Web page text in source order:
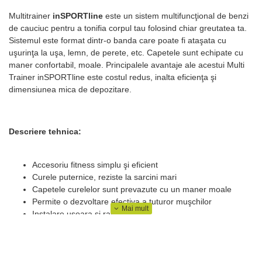
Multitrainer inSPORTline este un sistem multifuncţional de benzi
de cauciuc pentru a tonifia corpul tau folosind chiar greutatea ta.
Sistemul este format dintr-o banda care poate fi ataşata cu
uşurinţa la uşa, lemn, de perete, etc. Capetele sunt echipate cu
maner confortabil, moale. Principalele avantaje ale acestui Multi
Trainer inSPORTline este costul redus, inalta eficienţa şi
dimensiunea mica de depozitare.
Descriere tehnica:
Accesoriu fitness simplu şi eficient
Curele puternice, reziste la sarcini mari
Capetele curelelor sunt prevazute cu un maner moale
Permite o dezvoltare efectiva a tuturor muşchilor
Instalare uşoara şi rapida